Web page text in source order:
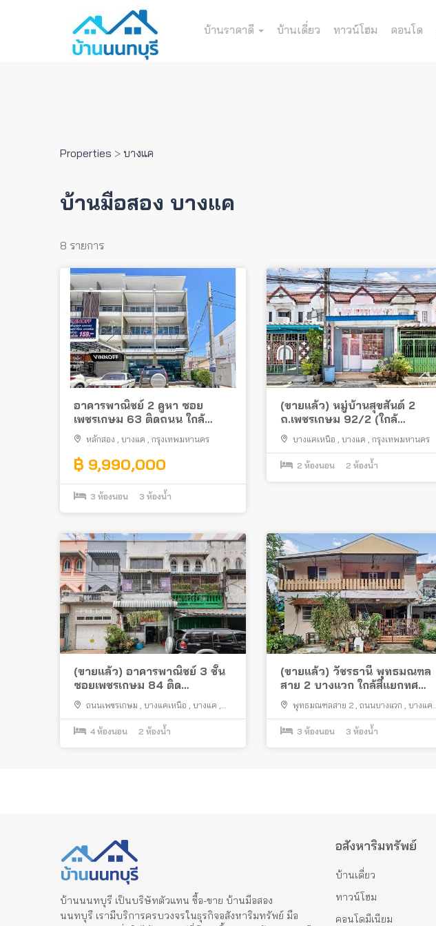
บ้านราคาดี บ้านเดี่ยว ทาวน์โฮม คอนโด
Properties > บางแค
บ้านมือสอง บางแค
8 รายการ
อาคารพาณิชย์ 2 คูหา ซอย
เพชรเกษม 63 ติดถนน ใกล้
เดอะมอลล์ บางแค
หลักสอง , บางแค , กรุงเทพมหานคร
฿ 9,990,000
3 ห้องนอน 3 ห้องน้ำ
(ขายแล้ว) หมู่บ้านสุขสันต์ 2
ถ.เพชรเกษม 92/2 (ใกล้
เดอะมอลล์บางแค)
บางแคเหนือ , บางแค , กรุงเทพมหานคร
2 ห้องนอน 2 ห้องน้ำ
(ขายแล้ว) อาคารพาณิชย์ 3 ชั้น
ซอยเพชรเกษม 84 ติด
เดอะมอลล์บางแค ทำเลดี
ถนนเพชรเกษม บางแคเหนือ บางแค
กรุงเทพมหานคร
4 ห้องนอน 2 ห้องน้ำ
(ขายแล้ว) วัชรธานี พุทธมณฑล
สาย 2 บางแวก ใกล้สี่แยกทศ
กัณฑ์พุทธมณฑลสาย 2 ถนนบางแวก บางแค
บางไผ่ , กรุงเทพมหานคร
3 ห้องนอน 3 ห้องน้ำ
บ้านนนทบุรี เป็นบริษัทตัวแทน ซื้อ-ขาย บ้านมือสอง
นนทบุรี เรามีบริการครบวงจรในธุรกิจอสังหาริมทรัพย์ มือ
อสังหาริมทรัพย์
บ้านเดี่ยว
ทาวน์โฮม
คอนโดมีเนียม